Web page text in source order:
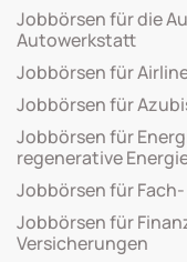
Jobbörsen für die
Autowerkstatt
Jobbörsen für
Jobbörsen für
Jobbörsen für
regenerative
Jobbörsen für
Jobbörsen für
Versicherungen